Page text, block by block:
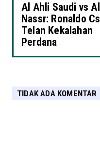
Al Ahli Saudi vs Al
Nassr: Ronaldo Cs
Telan Kekalahan
Perdana
TIDAK ADA KOMENTAR